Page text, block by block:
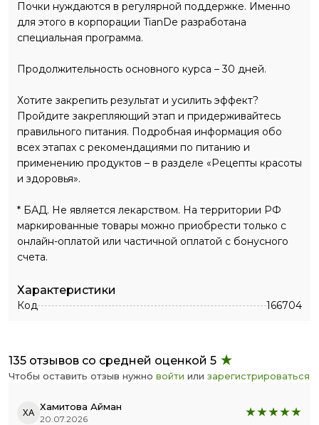
Почки нуждаются в регулярной поддержке. Именно
для этого в корпорации TianDe разработана
специальная программа.
Продолжительность основного курса – 30 дней.
Хотите закрепить результат и усилить эффект?
Пройдите закрепляющий этап и придерживайтесь
правильного питания. Подробная информация обо
всех этапах с рекомендациями по питанию и
применению продуктов – в разделе «Рецепты красоты
и здоровья».
* БАД. Не является лекарством. На территории РФ
маркированные товары можно приобрести только с
онлайн-оплатой или частичной оплатой с бонусного
счета.
Характеристики
Код 166704
135 отзывов со средней оценкой 5
Чтобы оставить отзыв нужно войти или зарегистрироваться
ХА Хамитова Айман
20.07.2026